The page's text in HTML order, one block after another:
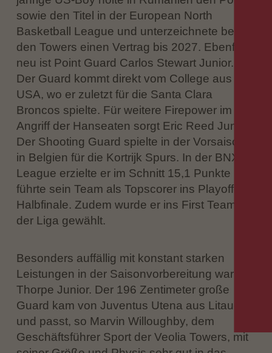
sowie den Titel in der European North
Basketball League und unterzeichnete bei
den Towers einen Vertrag bis 2027. Ebenfalls
neu ist Point Guard Carlos Stewart Junior.
Der Guard kommt direkt vom College aus den
USA, wo er zuletzt für die Santa Clara
Broncos spielte. Für weitere Firepower im
Angriff der Hanseaten sorgt Eric Reed Junior.
Der Shooting Guard spielte in der Vorsaison
in Belgien für die Kortrijk Spurs. In der BNXT
League erzielte er im Schnitt 15,1 Punkte und
führte sein Team als Topscorer ins Playoff-
Halbfinale. Zudem wurde er ins First Team
der Liga gewählt.
Besonders auffällig mit konstant starken
Leistungen in der Saisonvorbereitung war LJ
Thorpe Junior. Der 196 Zentimeter große
Guard kam von Juventus Utena aus Litauen
und passt, so Marvin Willoughby, dem
Geschäftsführer Sport der Veolia Towers, mit